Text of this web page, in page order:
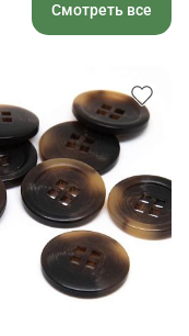
Смотреть все